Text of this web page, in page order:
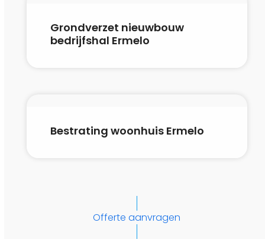
Grondverzet nieuwbouw
bedrijfshal Ermelo
Bestrating woonhuis Ermelo
Offerte aanvragen